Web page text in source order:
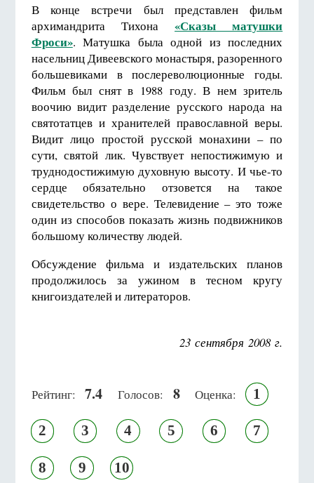
В конце встречи был представлен фильм
архимандрита Тихона«Сказы матушки
Фроси». Матушка была одной из последних
насельниц Дивеевского монастыря, разоренного
большевиками в послереволюционные годы.
Фильм был снят в 1988 году. В нем зритель
воочию видит разделение русского народа на
святотатцев и хранителей православной веры.
Видит лицо простой русской монахини – по
сути, святой лик. Чувствует непостижимую и
труднодостижимую духовную высоту. И чье-то
сердце обязательно отзовется на такое
свидетельство о вере. Телевидение – это тоже
один из способов показать жизнь подвижников
большому количеству людей.
Обсуждение фильма и издательских планов
продолжилось за ужином в тесном кругу
книгоиздателей и литераторов.
23 сентября 2008 г.
Рейтинг: 7.4 Голосов: 8 Оценка: 1
2 3 4 5 6 7
8 9 10